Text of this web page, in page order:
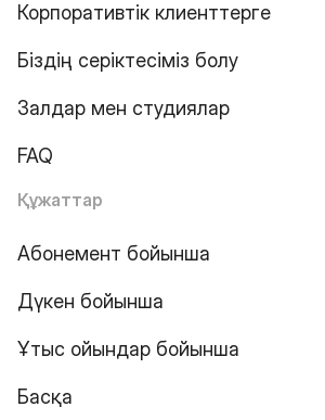
Корпоративтік клиенттерге
Біздің серіктесіміз болу
Залдар мен студиялар
FAQ
Құжаттар
Абонемент бойынша
Дүкен бойынша
Ұтыс ойындар бойынша
Басқа